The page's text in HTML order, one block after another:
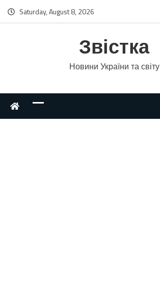
Saturday, August 8, 2026
Звістка
Новини України та світу